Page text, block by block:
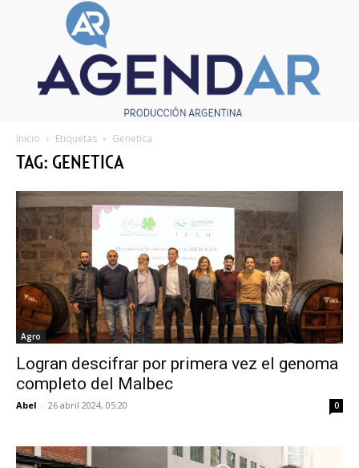
Inicio Etiquetas Genetica
TAG: GENETICA
Agro
Logran descifrar por primera vez el genoma
completo del Malbec
Abel - 26 abril 2024, 05:20 0